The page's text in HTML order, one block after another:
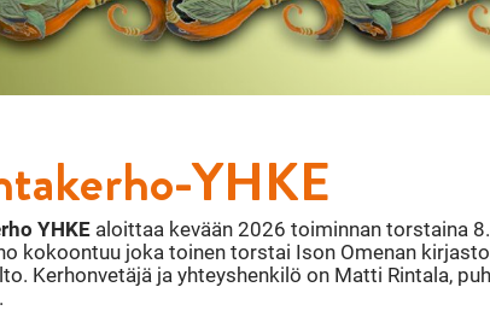
YHKE
YHKE aloittaa kevään 2026 toiminnan torstaina
kokoontuu joka toinen torstai Ison Omenan
Kerhonvetäjä ja yhteyshenkilö on Matti Rintala,
.